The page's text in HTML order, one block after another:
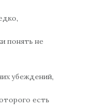
понять не
убеждений,
есть